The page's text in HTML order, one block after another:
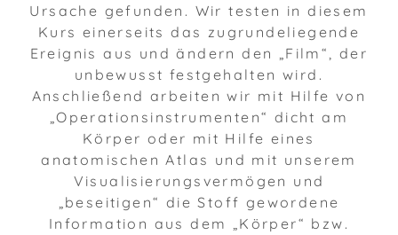
Ursache gefunden. Wir testen in diesem
Kurs einerseits das zugrundeliegende
Ereignis aus und ändern den „Film“, der
unbewusst festgehalten wird.
Anschließend arbeiten wir mit Hilfe von
„Operationsinstrumenten“ dicht am
Körper oder mit Hilfe eines
anatomischen Atlas und mit unserem
Visualisierungsvermögen und
„beseitigen“ die Stoff gewordene
Information aus dem „Körper“ bzw.